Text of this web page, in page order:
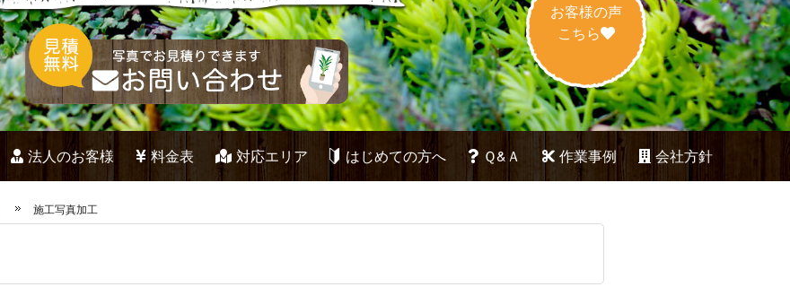
お客様の声
こちら
法人のお客様 料金表 対応エリア はじめての方へ Ｑ&Ａ 作業事例 会社方針
施工写真加工